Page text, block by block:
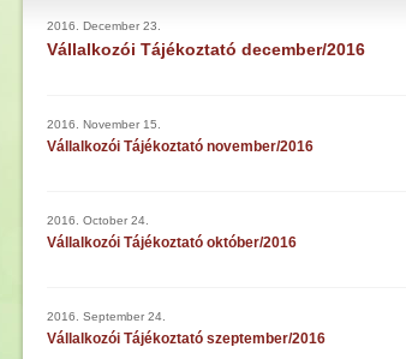
2016. December 23.
Vállalkozói Tájékoztató december/2016
2016. November 15.
Vállalkozói Tájékoztató november/2016
2016. October 24.
Vállalkozói Tájékoztató október/2016
2016. September 24.
Vállalkozói Tájékoztató szeptember/2016